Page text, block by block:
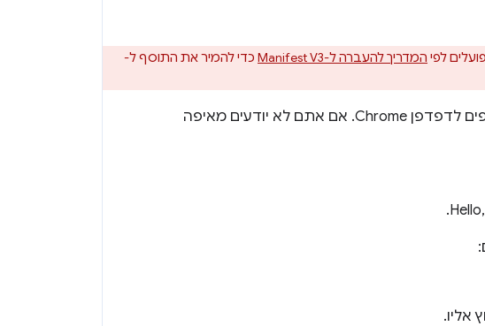
המדריך להעברה ל-Manifest V3
כדי להמיר את התוסף ל-
הדפים האלה מכילים מדריכים ומידע למפתחים שרוצים ליצור תוספים לדפדפן Chrome. אם אתם לא יודעים מאיפה
אליו.